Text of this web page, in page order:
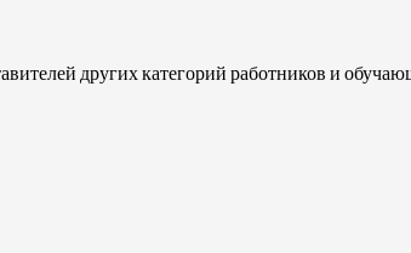
других категорий работников и